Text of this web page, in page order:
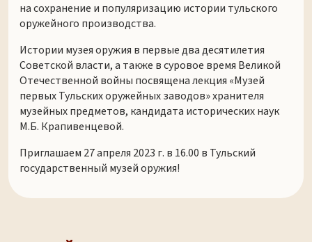
на сохранение и популяризацию истории тульского
оружейного производства.
Истории музея оружия в первые два десятилетия
Советской власти, а также в суровое время Великой
Отечественной войны посвящена лекция «Музей
первых Тульских оружейных заводов» хранителя
музейных предметов, кандидата исторических наук
М.Б. Крапивенцевой.
Приглашаем 27 апреля 2023 г. в 16.00 в Тульский
государственный музей оружия!